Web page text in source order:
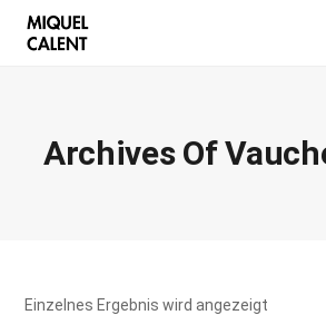
Archives Of
Einzelnes Ergebnis wird angezeigt